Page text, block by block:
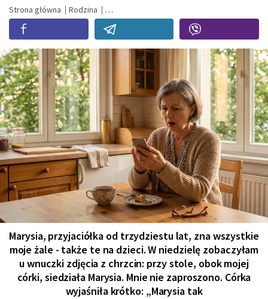
Strona główna
Rodzina
Marysia, przyjaciółka od trzydziestu lat, zna wszystkie
moje żale - także te na dzieci. W niedzielę zobaczyłam
u wnuczki zdjęcia z chrzcin: przy stole, obok mojej
córki, siedziała Marysia. Mnie nie zaproszono. Córka
wyjaśniła krótko: „Marysia tak